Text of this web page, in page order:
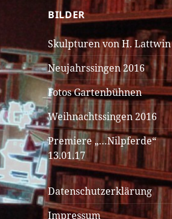
BILDER
Skulpturen von H. Lattwin
Neujahrssingen 2016
Fotos Gartenbühnen
Weihnachtssingen 2016
Premiere „…Nilpferde“
13.01.17
Datenschutzerklärung
Impressum